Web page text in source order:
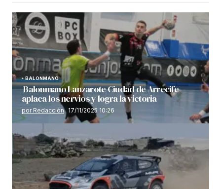
BALONMANO
Balonmano Lanzarote Ciudad de Arrecife
aplaca los nervios y logra la victoria
por Redacción 17/11/2025 10:26